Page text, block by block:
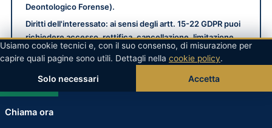
Deontologico Forense).
Diritti dell'interessato: ai sensi degli artt. 15-22 GDPR puoi
richiedere accesso, rettifica, cancellazione, limitazione,
portabilità e opposizione al trattamento. Per esercitare i
diritti scrivi a privacy@avvocatopenalistaromano.com.
Reclamo : hai diritto di proporre reclamo al Garante per la
Protezione dei Dati Personali (Piazza Venezia 11, 00187
WhatsApp
Chiama ora
Usiamo cookie tecnici e, con il suo consenso, di misurazione per
capire quali pagine sono utili. Dettagli nella cookie policy.
Solo necessari Accetta